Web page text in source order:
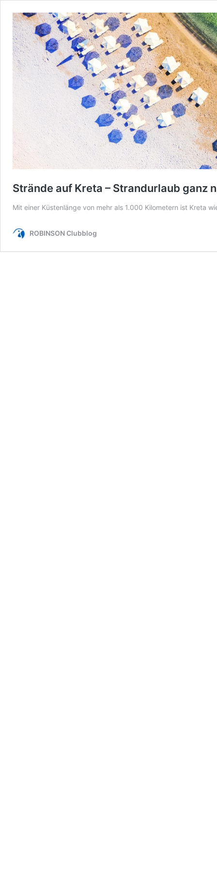
Strände auf Kreta – Strandurlaub ganz
Mit einer Küstenlänge von mehr als 1.000 Kilometern ist Kreta
ROBINSON Clubblog